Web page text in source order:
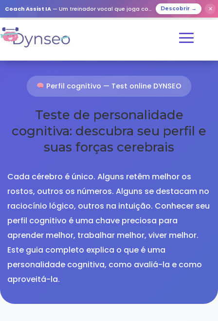
Coach Assist IA — Um treinador vocal que joga com os seus entes queridos Descobrir → ✕
Perfil cognitivo — Test online DYNSEO
Teste de personalidade
cognitiva: descubra seu perfil e
suas forças cerebrais
Cada cérebro é único. Alguns retêm melhor os
rostos, outros os números. Alguns se destacam no
raciocínio lógico, outros na intuição. Conhecer seu
perfil cognitivo é uma chave preciosa para
aprender melhor, trabalhar melhor, viver melhor.
Este guia completo explica o que é uma
personalidade cognitiva, como avaliá-la e como
aproveitá-la.